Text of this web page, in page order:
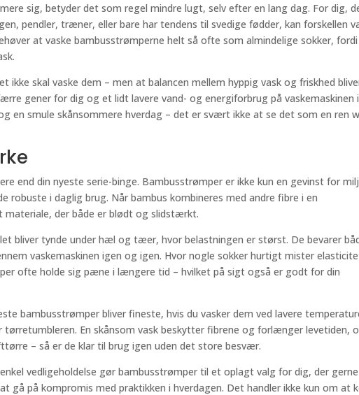
sig, betyder det som regel mindre lugt, selv efter en lang dag. For dig,
pendler, træner, eller bare har tendens til svedige fødder, kan forskellen
at vaske bambusstrømperne helt så ofte som almindelige sokker, fordi
ikke skal vaske dem – men at balancen mellem hyppig vask og friskhed
gener for dig og et lidt lavere vand- og energiforbrug på vaskemaskinen
en smule skånsommere hverdag – det er svært ikke at se det som en ren
end din nyeste serie-binge. Bambusstrømper er ikke kun en gevinst for
robuste i daglig brug. Når bambus kombineres med andre fibre i en
materiale, der både er blødt og slidstærkt.
bliver tynde under hæl og tæer, hvor belastningen er størst. De bevarer
vaskemaskinen igen og igen. Hvor nogle sokker hurtigt mister
ofte holde sig pæne i længere tid – hvilket på sigt også er godt for din
bambusstrømper bliver fineste, hvis du vasker dem ved lavere
tørretumbleren. En skånsom vask beskytter fibrene og forlænger levetiden,
– så er de klar til brug igen uden det store besvær.
vedligeholdelse gør bambusstrømper til et oplagt valg for dig, der
gå på kompromis med praktikken i hverdagen. Det handler ikke kun om at